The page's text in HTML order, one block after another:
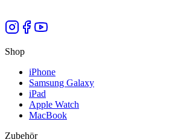
Shop
iPhone
Samsung Galaxy
iPad
Apple Watch
MacBook
Zubehör